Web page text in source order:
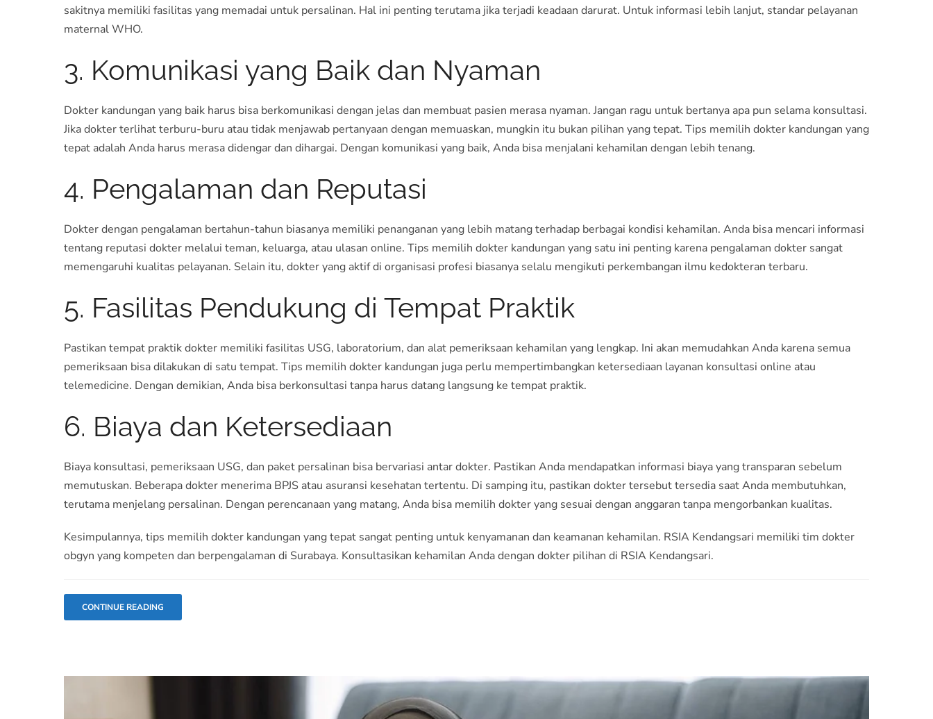
sakitnya memiliki fasilitas yang memadai untuk persalinan. Hal ini penting terutama jika terjadi keadaan darurat. Untuk informasi lebih lanjut, standar pelayanan
maternal WHO.
3. Komunikasi yang Baik dan Nyaman
Dokter kandungan yang baik harus bisa berkomunikasi dengan jelas dan membuat pasien merasa nyaman. Jangan ragu untuk bertanya apa pun selama konsultasi.
Jika dokter terlihat terburu-buru atau tidak menjawab pertanyaan dengan memuaskan, mungkin itu bukan pilihan yang tepat. Tips memilih dokter kandungan yang
tepat adalah Anda harus merasa didengar dan dihargai. Dengan komunikasi yang baik, Anda bisa menjalani kehamilan dengan lebih tenang.
4. Pengalaman dan Reputasi
Dokter dengan pengalaman bertahun-tahun biasanya memiliki penanganan yang lebih matang terhadap berbagai kondisi kehamilan. Anda bisa mencari informasi
tentang reputasi dokter melalui teman, keluarga, atau ulasan online. Tips memilih dokter kandungan yang satu ini penting karena pengalaman dokter sangat
memengaruhi kualitas pelayanan. Selain itu, dokter yang aktif di organisasi profesi biasanya selalu mengikuti perkembangan ilmu kedokteran terbaru.
5. Fasilitas Pendukung di Tempat Praktik
Pastikan tempat praktik dokter memiliki fasilitas USG, laboratorium, dan alat pemeriksaan kehamilan yang lengkap. Ini akan memudahkan Anda karena semua
pemeriksaan bisa dilakukan di satu tempat. Tips memilih dokter kandungan juga perlu mempertimbangkan ketersediaan layanan konsultasi online atau
telemedicine. Dengan demikian, Anda bisa berkonsultasi tanpa harus datang langsung ke tempat praktik.
6. Biaya dan Ketersediaan
Biaya konsultasi, pemeriksaan USG, dan paket persalinan bisa bervariasi antar dokter. Pastikan Anda mendapatkan informasi biaya yang transparan sebelum
memutuskan. Beberapa dokter menerima BPJS atau asuransi kesehatan tertentu. Di samping itu, pastikan dokter tersebut tersedia saat Anda membutuhkan,
terutama menjelang persalinan. Dengan perencanaan yang matang, Anda bisa memilih dokter yang sesuai dengan anggaran tanpa mengorbankan kualitas.
Kesimpulannya, tips memilih dokter kandungan yang tepat sangat penting untuk kenyamanan dan keamanan kehamilan. RSIA Kendangsari memiliki tim dokter
obgyn yang kompeten dan berpengalaman di Surabaya. Konsultasikan kehamilan Anda dengan dokter pilihan di RSIA Kendangsari.
CONTINUE READING